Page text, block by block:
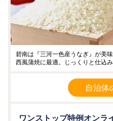
碧南は『三河一色産うなぎ』が美
西風蒲焼に最適。じっくりと仕込
自治体
ワンストップ特例オンラ